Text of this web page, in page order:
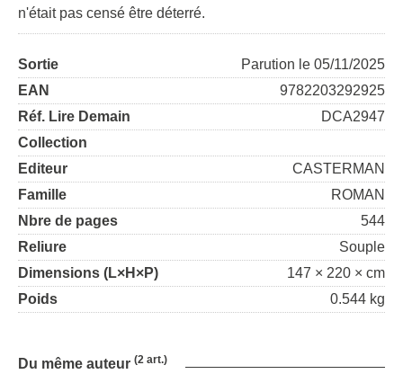
n'était pas censé être déterré.
Sortie
Parution le 05/11/2025
EAN
9782203292925
Réf. Lire Demain
DCA2947
Collection
Editeur
CASTERMAN
Famille
ROMAN
Nbre de pages
544
Reliure
Souple
Dimensions (L×H×P)
147 × 220 × cm
Poids
0.544 kg
Du même auteur (2 art.)